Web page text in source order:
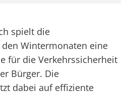
spielt die
Wintermonaten eine
für die Verkehrssicherheit
Bürger. Die
dabei auf effiziente